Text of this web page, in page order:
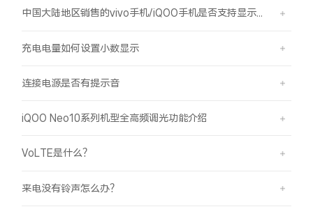
中国大陆地区销售的vivo手机/iQOO手机是否支持显示国外号码的归属地信息？
充电电量如何设置小数显示
连接电源是否有提示音
iQOO Neo10系列机型全高频调光功能介绍
VoLTE是什么？
来电没有铃声怎么办？